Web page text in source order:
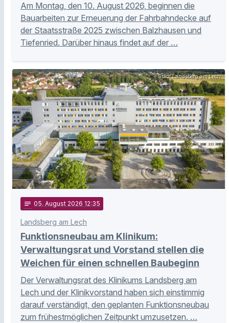
Am Montag, den 10. August 2026, beginnen die
Bauarbeiten zur Erneuerung der Fahrbahndecke auf
der Staatsstraße 2025 zwischen Balzhausen und
Tiefenried. Darüber hinaus findet auf der …
Stadt Landsberg am Lech
notes 05. August 2026 12:35
Landsberg am Lech
Funktionsneubau am Klinikum:
Verwaltungsrat und Vorstand stellen die
Weichen für einen schnellen Baubeginn
Der Verwaltungsrat des Klinikums Landsberg am
Lech und der Klinikvorstand haben sich einstimmig
darauf verständigt, den geplanten Funktionsneubau
zum frühestmöglichen Zeitpunkt umzusetzen. …